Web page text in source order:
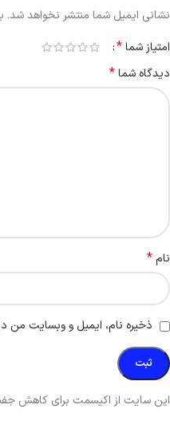
نشانی ایمیل شما منتشر نخواهد شد.
امتیاز شما*
دیدگاه شما*
نام*
ذخیره نام، ایمیل و وبسایت من
این سایت از اکیسمت برای کاهش